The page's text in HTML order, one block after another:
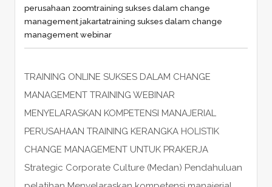
perusahaan zoomtraining sukses dalam change
management jakartatraining sukses dalam change
management webinar
TRAINING ONLINE SUKSES DALAM CHANGE
MANAGEMENT TRAINING WEBINAR
MENYELARASKAN KOMPETENSI MANAJERIAL
PERUSAHAAN TRAINING KERANGKA HOLISTIK
CHANGE MANAGEMENT UNTUK PRAKERJA
Strategic Corporate Culture (Medan) Pendahuluan